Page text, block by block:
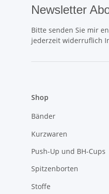
Newsletter
Bitte senden Sie mir
jederzeit widerruflich
Shop
Bänder
Kurzwaren
Push-Up und BH-Cups
Spitzenborten
Stoffe